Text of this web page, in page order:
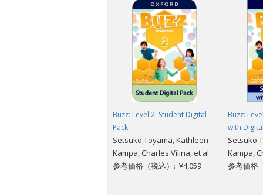
無料サンプルはこちら
Buzz: Level 2: Student Digital
Pack
Setsuko Toyama, Kathleen
Kampa, Charles Vilina, et al.
参考価格（税込）: ¥4,059
Buzz:
with
Setsuko
Kampa,
参考価格